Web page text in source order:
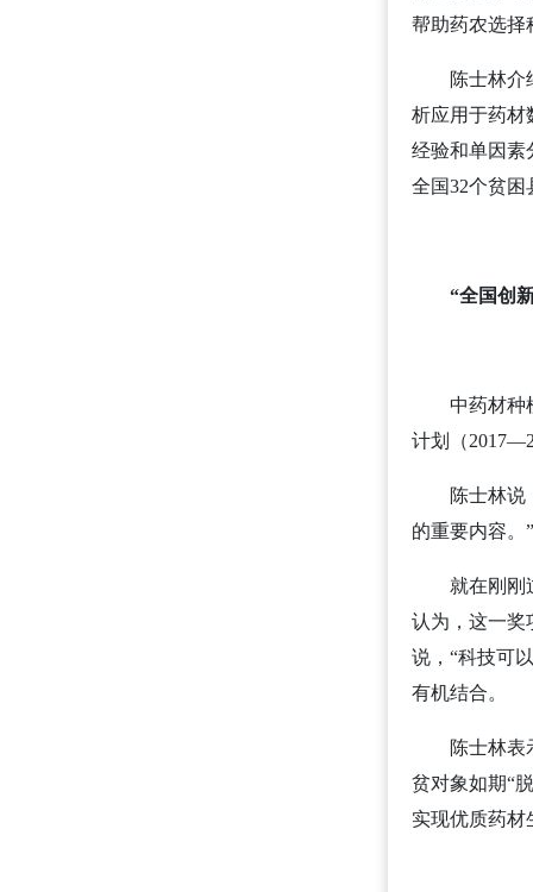
帮助药农选择
陈士林介
析应用于药材
经验和单因素
全国32个贫
“全国创
中药材种
计划（
陈士林说
的重要内容。”
就在刚刚
认为，这一奖
说，“科技可
有机结合。
陈士林表
贫对象如期“
实现优质药材